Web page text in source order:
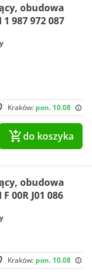
obudowa
987 972 087
Kraków: pon. 10.08
do koszyka
obudowa
00R J01 086
Kraków: pon. 10.08